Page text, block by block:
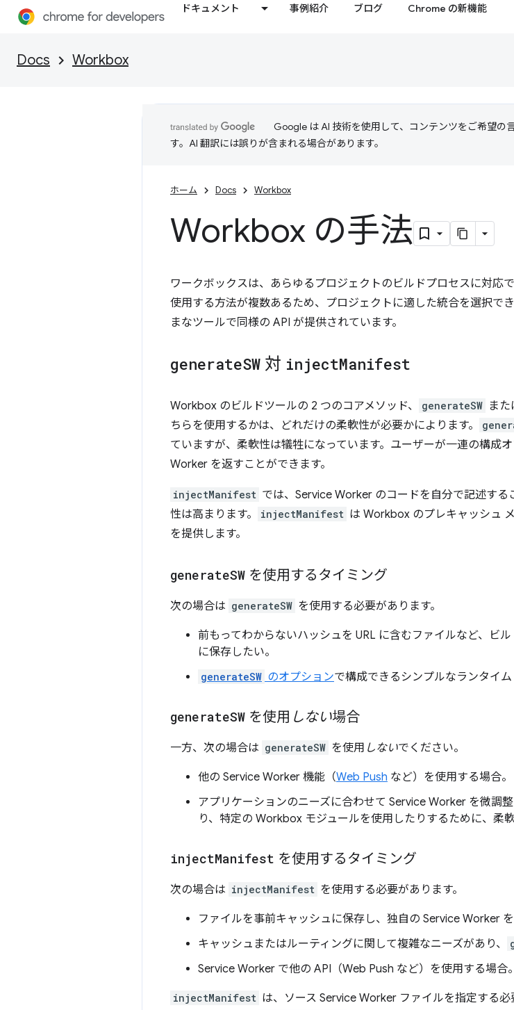
ドキュメント 事例紹介 ブログ Chrome の新機能
Docs Workbox
Google は AI 技術を使用して、コンテンツをご希望の
す。AI 翻訳には誤りが含まれる場合があります。
ホーム Docs Workbox
Workbox の手法
ワークボックスは、あらゆるプロジェクトのビルドプロセスに対応
使用する方法が複数あるため、プロジェクトに適した統合を選択で
まなツールで同様の API が提供されています。
generateSW 対 injectManifest
Workbox のビルドツールの 2 つのコアメソッド、 generateSW また
ちらを使用するかは、どれだけの柔軟性が必要かによります。
ていますが、柔軟性は犠牲になっています。ユーザーが一連の構成
Worker を返すことができます。
injectManifest では、Service Worker のコードを自分で記述す
性は高まります。
injectManifest は Workbox のプレキャッシュ
を提供します。
generateSW を使用するタイミング
次の場合は generateSW を使用する必要があります。
前もってわからないハッシュを URL に含むファイルなど、ビ
に保存したい。
generateSW のオプションで構成できるシンプルなランタイム
generateSW を使用 しない場合
一方、次の場合は generateSW を使用 しないでください。
他の Service Worker 機能（Web Push など）を使用する場合。
アプリケーションのニーズに合わせて Service Worker を微調
り、特定の Workbox モジュールを使用したりするために、柔
injectManifest を使用するタイミング
次の場合は injectManifest を使用する必要があります。
ファイルを事前キャッシュに保存し、独自の Service Worker を
キャッシュまたはルーティングに関して複雑なニーズがあり、
Service Worker で他の API（Web Push など）を使用する場合。
injectManifest は、ソース Service Worker ファイルを指定する必